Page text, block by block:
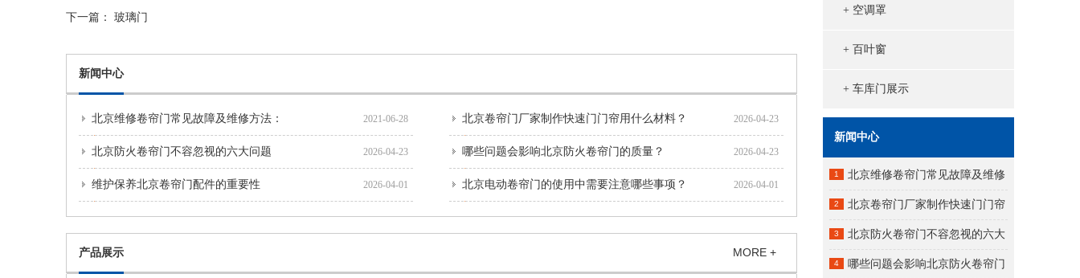
下一篇： 玻璃门
新闻中心
北京维修卷帘门常见故障及维修方法： 2021-06-28 北京卷帘门厂家制作快速门门帘用什么材料？ 2026-04-23
北京防火卷帘门不容忽视的六大问题 2026-04-23 ​哪些问题会影响北京防火卷帘门的质量？ 2026-04-23
维护保养北京卷帘门配件的重要性 2026-04-01 北京电动卷帘门的使用中需要注意哪些事项？ 2026-04-01
产品展示 MORE +
+ 空调罩
+ 百叶窗
+ 车库门展示
新闻中心
1
北京维修卷帘门常见故障及维修
方法：
2
北京卷帘门厂家制作快速门门帘
用什么材料？
3
北京防火卷帘门不容忽视的六大
问题
4
​哪些问题会影响北京防火卷帘门